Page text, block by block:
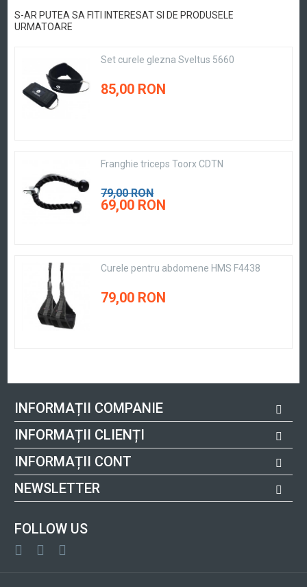
S-AR PUTEA SA FITI INTERESAT SI DE PRODUSELE
URMATOARE
Set curele glezna Sveltus 5660
85,00 RON
Franghie triceps Toorx CDTN
79,00 RON
69,00 RON
Curele pentru abdomene HMS F4438
79,00 RON
INFORMAȚII COMPANIE
INFORMAȚII CLIENȚI
INFORMAȚII CONT
NEWSLETTER
FOLLOW US